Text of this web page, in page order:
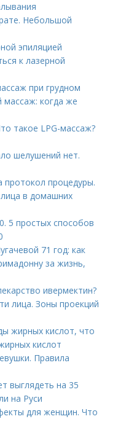
Небольшой
эпиляцией
к лазерной
при грудном
массаж: когда же
такое LPG-массаж?
шелушений нет.
процедуры.
в домашних
5 простых способов
71 год: как
за жизнь,
ивермектин?
лица. Зоны проекций
жирных кислот, что
кислот
Правила
выглядеть на 35
на Руси
для женщин. Что